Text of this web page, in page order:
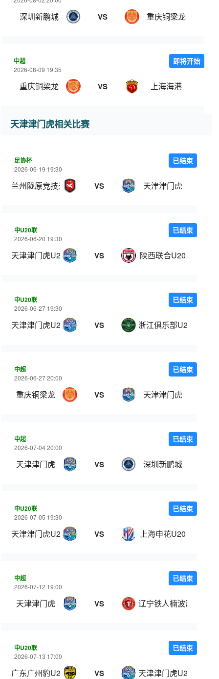
深圳新鹏城 VS 重庆铜梁龙
中超
2026-08-09 19:35
重庆铜梁龙 VS 上海海港
即将开始
天津津门虎相关比赛
足协杯
2026-06-19 19:30
兰州陇原竞技天佑德 VS 天津津门虎
已结束
中U20联
2026-06-20 19:30
天津津门虎U20 VS 陕西联合U20
已结束
中U20联
2026-06-27 19:30
天津津门虎U20 VS 浙江俱乐部U20
已结束
中超
2026-06-27 20:00
重庆铜梁龙 VS 天津津门虎
已结束
中超
2026-07-04 20:00
天津津门虎 VS 深圳新鹏城
已结束
中U20联
2026-07-05 19:30
天津津门虎U20 VS 上海申花U20
已结束
中超
2026-07-12 19:00
天津津门虎 VS 辽宁铁人楠波湾
已结束
中U20联
2026-07-13 17:00
广东广州豹U20 VS 天津津门虎U20
已结束